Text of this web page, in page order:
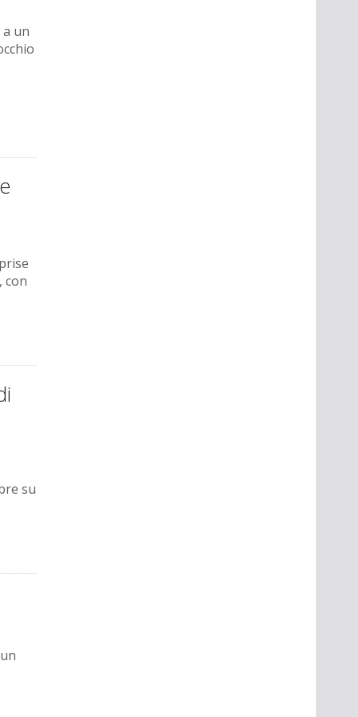
un
con
su